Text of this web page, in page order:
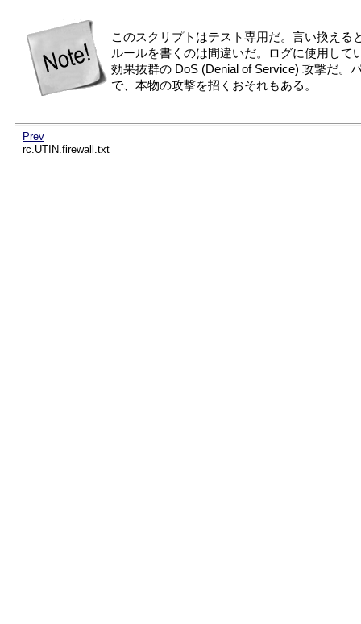
このスクリプトはテスト専用だ。言い換え
ルールを書くのは間違いだ。ログに使用し
効果抜群の DoS (Denial of Service) 攻撃だ。
で、本物の攻撃を招くおそれもある。
Prev
rc.UTIN.firewall.txt